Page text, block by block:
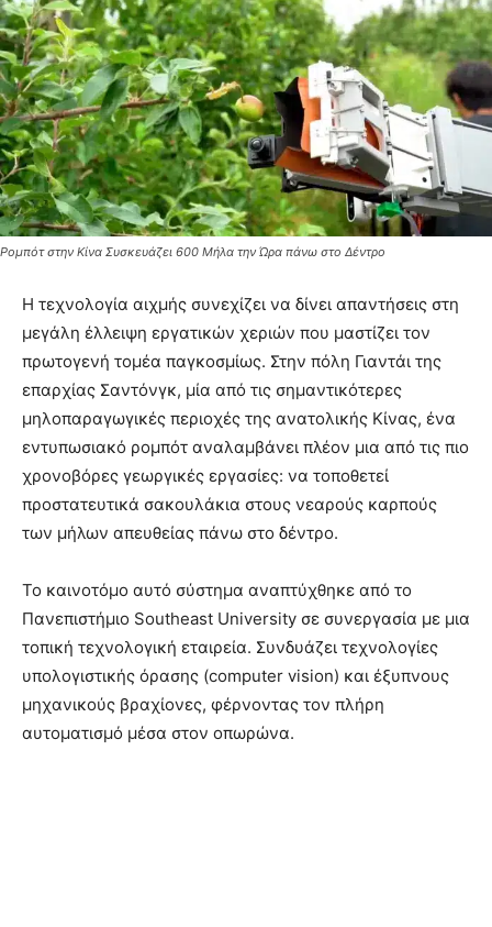
Ρομπότ στην Κίνα Συσκευάζει 600 Μήλα την Ώρα πάνω στο Δέντρο
Η τεχνολογία αιχμής συνεχίζει να δίνει απαντήσεις στη
μεγάλη έλλειψη εργατικών χεριών που μαστίζει τον
πρωτογενή τομέα παγκοσμίως. Στην πόλη Γιαντάι της
επαρχίας Σαντόνγκ, μία από τις σημαντικότερες
μηλοπαραγωγικές περιοχές της ανατολικής Κίνας, ένα
εντυπωσιακό ρομπότ αναλαμβάνει πλέον μια από τις πιο
χρονοβόρες γεωργικές εργασίες: να τοποθετεί
προστατευτικά σακουλάκια στους νεαρούς καρπούς
των μήλων απευθείας πάνω στο δέντρο.
Το καινοτόμο αυτό σύστημα αναπτύχθηκε από το
Πανεπιστήμιο Southeast University σε συνεργασία με μια
τοπική τεχνολογική εταιρεία. Συνδυάζει τεχνολογίες
υπολογιστικής όρασης (computer vision) και έξυπνους
μηχανικούς βραχίονες, φέρνοντας τον πλήρη
αυτοματισμό μέσα στον οπωρώνα.